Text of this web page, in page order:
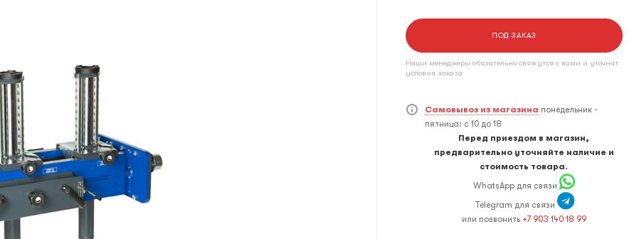
ПОД ЗАКАЗ
Наши менеджеры обязательно свяжутся с вами и уточнят
условия заказа
Самовывоз из магазина понедельник -
пятница: с 10 до 18
Перед приездом в магазин,
предварительно уточняйте наличие и
стоимость товара.
WhatsApp для связи
Telegram для связи
или позвонить +7 903 140 18 99